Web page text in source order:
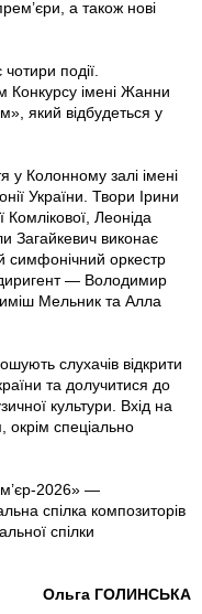
а також нові
події.
Конкурсу імені Жанни
який відбудеться у
у Колонному залі імені
України. Твори Ірини
Комлікової, Леоніда
Загайкевич виконає
симфонічний оркестр
диригент — Володимир
Мельник та Алла
слухачів відкрити
та долучитися до
культури. Вхід на
окрім спеціально
2026» —
спілка композиторів
спілки
Ольга ГОЛИНСЬКА